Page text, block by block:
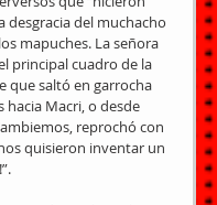
desgracia del muchacho
mapuches. La señora
principal cuadro de la
que saltó en garrocha
hacia Macri, o desde
reprochó con
quisieron inventar un